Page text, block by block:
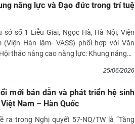
năng lực và Đạo đức trong trí tuệ
số 1 Liễu Giai, Ngọc Hà, Hà Nội, Viện
Hàn lâm- VASS) phối hợp với Văn
thảo nâng cao năng lực: Khung năng…
25/06/2026
mới bán dẫn và phát triển hệ sinh
Nam – Hàn Quốc
trong Nghị quyết 57-NQ/TW là “Tăng